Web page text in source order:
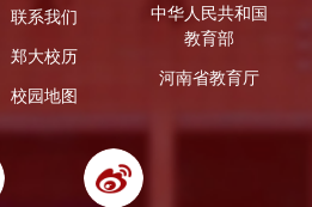
联系我们
郑大校历
校园地图
中华人民共和国
教育部
河南省教育厅